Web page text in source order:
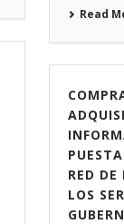
Read
RED
LOS